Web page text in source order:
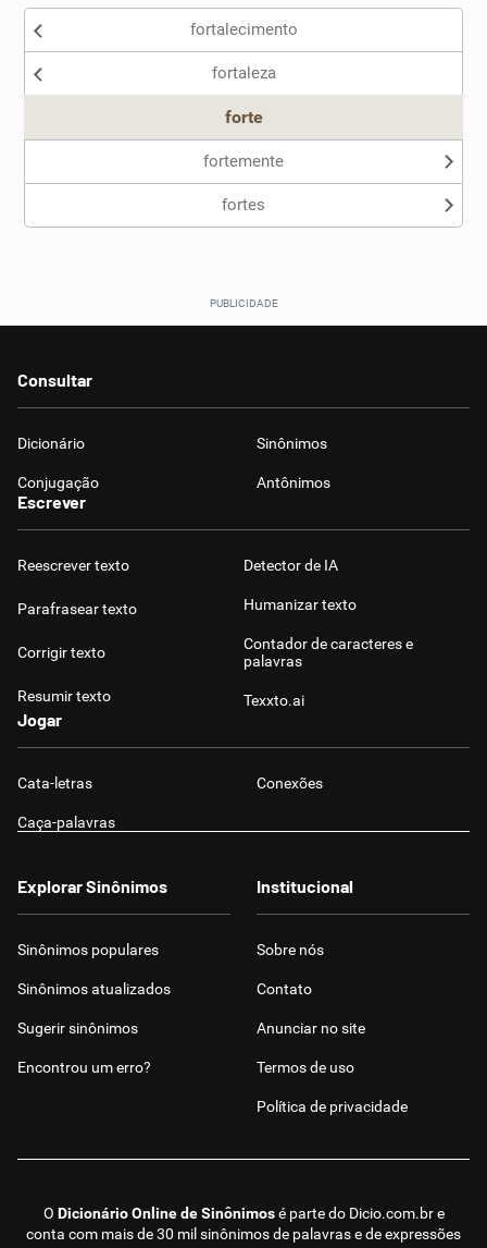
fortalecimento
fortaleza
forte
fortemente
fortes
Consultar
Dicionário Sinônimos
Conjugação Antônimos
Escrever
Reescrever texto
Parafrasear texto
Corrigir texto
Resumir texto
Detector de IA
Humanizar texto
Contador de caracteres e
palavras
Texxto.ai
Jogar
Cata-letras Conexões
Caça-palavras
O Dicionário Online de Sinônimosé parte do Dicio.com.bre
conta com mais de 30 mil sinônimos de palavras e de expressões
Explorar Sinônimos
Sinônimos populares
Sinônimos atualizados
Sugerir sinônimos
Encontrou um erro?
Institucional
Sobre nós
Contato
Anunciar no site
Termos de uso
Política de privacidade